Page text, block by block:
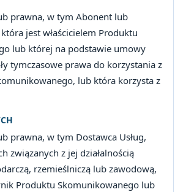
prawna, w tym Abonent lub
jest właścicielem Produktu
lub której na podstawie umowy
tymczasowe prawa do korzystania z
lub która korzysta z
prawna, w tym Dostawca Usług,
związanych z jej działalnością
rzemieślniczą lub zawodową,
Produktu Skomunikowanego lub